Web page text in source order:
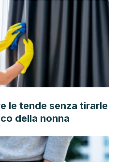
pmc/articles/PMC8452398/
Tea Polyphenols in
Nutrients,
pmc/articles/PMC6356332/
suck. Do throat lozenges help
article/2022/07/sore-throats-
all
the-scope/health-
salt-water-help-sore-
le tende senza tirarle
della nonna